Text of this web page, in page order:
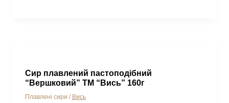
Сир плавлений пастоподібний
“Вершковий” ТМ “Вись” 160г
Плавлені сири / Вись